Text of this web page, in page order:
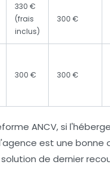
330 €
(frais
inclus)
300 €
300 € 300 €
ANCV, si
est une bonne
de dernier